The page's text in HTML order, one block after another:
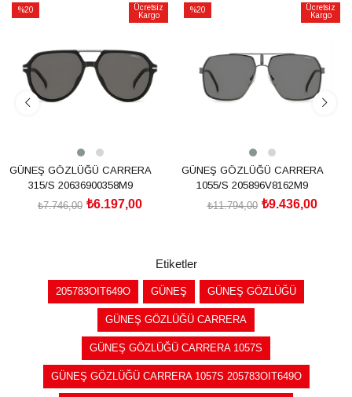
%20
Ücretsiz
Kargo
GÜNEŞ GÖZLÜĞÜ CARRERA
315/S 20636900358M9
₺6.197,00
₺7.746,00
%20
Ücretsiz
Kargo
GÜNEŞ GÖZLÜĞÜ CARRERA
1055/S 205896V8162M9
₺9.436,00
₺11.794,00
Etiketler
205783OIT649O GÜNEŞ GÜNEŞ GÖZLÜĞÜ
GÜNEŞ GÖZLÜĞÜ CARRERA
GÜNEŞ GÖZLÜĞÜ CARRERA 1057S
GÜNEŞ GÖZLÜĞÜ CARRERA 1057S 205783OIT649O